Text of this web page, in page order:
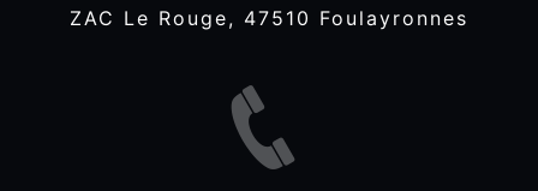
ZAC Le Rouge, 47510 Foulayronnes